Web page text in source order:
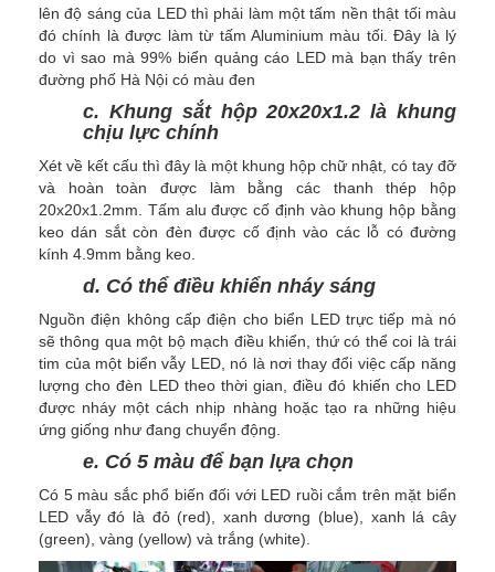
lên độ sáng của LED thì phải làm một tấm nền thật tối màu
đó chính là được làm từ tấm Aluminium màu tối. Đây là lý
do vì sao mà 99% biển quảng cáo LED mà bạn thấy trên
đường phố Hà Nội có màu đen
c. Khung sắt hộp 20x20x1.2 là khung
chịu lực chính
Xét về kết cấu thì đây là một khung hộp chữ nhật, có tay đỡ
và hoàn toàn được làm bằng các thanh thép hộp
20x20x1.2mm. Tấm alu được cố định vào khung hộp bằng
keo dán sắt còn đèn được cố định vào các lỗ có đường
kính 4.9mm bằng keo.
d. Có thể điều khiển nháy sáng
Nguồn điện không cấp điện cho biển LED trực tiếp mà nó
sẽ thông qua một bộ mạch điều khiển, thứ có thể coi là trái
tim của một biển vẫy LED, nó là nơi thay đổi việc cấp năng
lượng cho đèn LED theo thời gian, điều đó khiến cho LED
được nháy một cách nhịp nhàng hoặc tạo ra những hiệu
ứng giống như đang chuyển động.
e. Có 5 màu để bạn lựa chọn
Có 5 màu sắc phổ biến đối với LED ruồi cắm trên mặt biển
LED vẫy đó là đỏ (red), xanh dương (blue), xanh lá cây
(green), vàng (yellow) và trắng (white).